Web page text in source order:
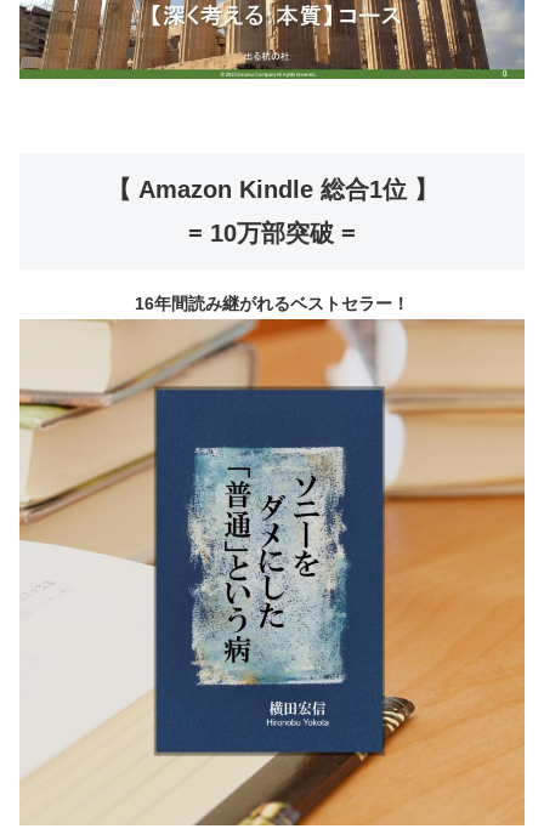
【 Amazon Kindle 総合1位 】
= 10万部突破 =
16年間読み継がれるベストセラー！